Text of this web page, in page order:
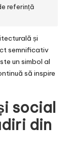
referință
și
semnificativ
un simbol al
să inspire
social
din